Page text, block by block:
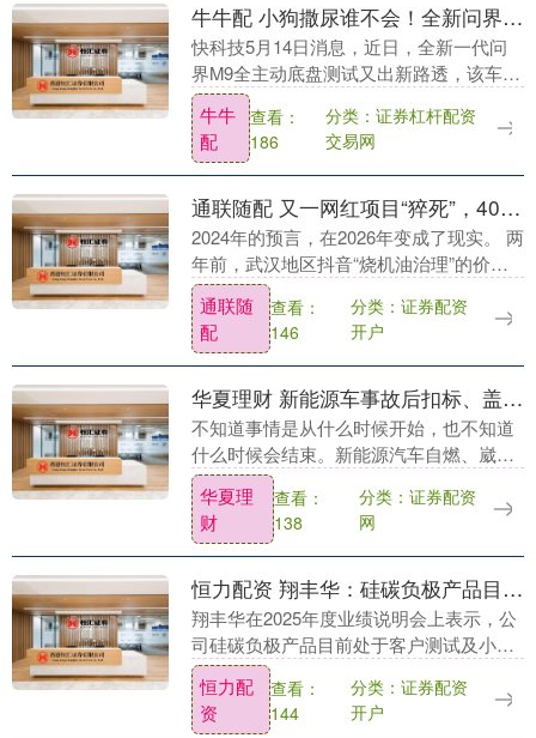
牛牛配 小狗撒尿谁不会！全新问界M9展示单轮抬升技术：全程如履平地
快科技5月14日消息，近日，全新一代问
界M9全主动底盘测试又出新路透，该车型
可将单侧前轮抬离地面，在仅靠其余三轮
支撑的状态下行驶，车身保持稳定。 从视
频画面看，....
牛牛
配
查看：
186
分类：证券杠杆配资
交易网
通联随配 又一网红项目“猝死”，40万门店陷入无利润繁荣？
2024年的预言，在2026年变成了现实。 两
年前，武汉地区抖音“烧机油治理”的价格
从2500多元卷到680元，引起汽修同行的
一致抨击。 当时就有从业者断言：6....
通联随
配
查看：
146
分类：证券配资
开户
华夏理财 新能源车事故后扣标、盖上车衣，成功实现对理性购车人群的有效驱离
不知道事情是从什么时候开始，也不知道
什么时候会结束。新能源汽车自燃、崴
脚、断轴等等事故后，总有一种程式化的
莫名其妙的操作，就是把车标扣掉，或者
盖上车衣。每次看到....
华夏理
财
查看：
138
分类：证券配资
网
恒力配资 翔丰华：硅碳负极产品目前处于客户测试及小批量试产阶段
翔丰华在2025年度业绩说明会上表示，公
司硅碳负极产品目前处于客户测试及小批
量试产阶段，正持续推进客户认证及产业
化工作。 举报 第一财经广告合作，请点击
这里此内....
恒力配
资
查看：
144
分类：证券配资
开户